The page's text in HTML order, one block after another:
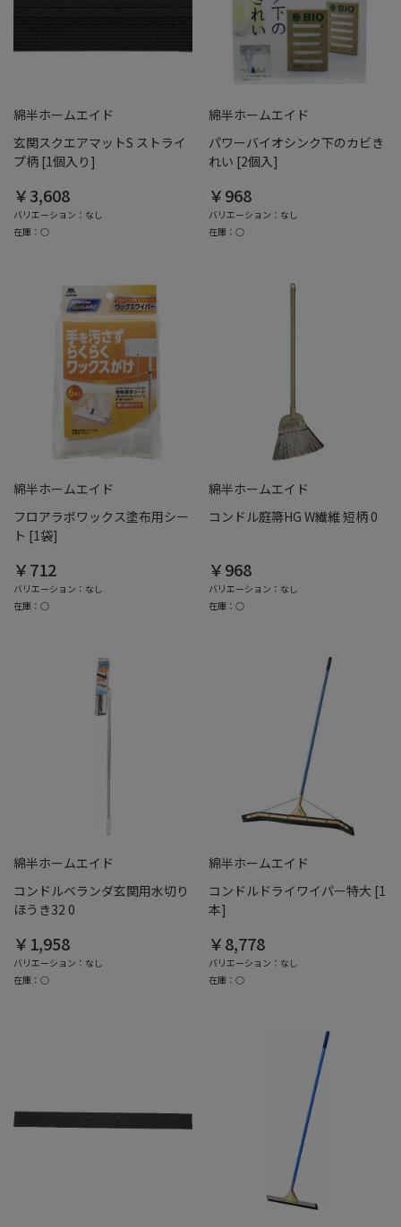
綿半ホームエイド
玄関スクエアマットS ストライ
プ柄 [1個入り]
￥3,608
バリエーション：なし
在庫：○
綿半ホームエイド
パワーバイオシンク下のカビき
れい [2個入]
￥968
バリエーション：なし
在庫：○
綿半ホームエイド
フロアラボワックス塗布用シー
ト [1袋]
￥712
バリエーション：なし
在庫：○
綿半ホームエイド
コンドル庭箒HG W繊維 短柄 0
￥968
バリエーション：なし
在庫：○
綿半ホームエイド
コンドルベランダ玄関用水切り
ほうき32 0
￥1,958
バリエーション：なし
在庫：○
綿半ホームエイド
コンドルドライワイパー特大 [1
本]
￥8,778
バリエーション：なし
在庫：○